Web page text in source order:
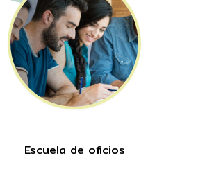
Escuela de oficios